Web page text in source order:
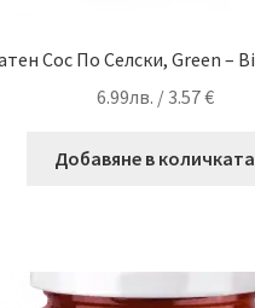
Сос По Селски, Green –
6.99лв. / 3.57 €
Добавяне в количката